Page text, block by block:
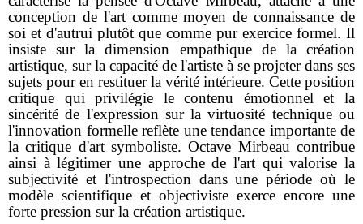
conception de l'art comme moyen de connaissance de
soi et d'autrui plutôt que comme pur exercice formel. Il
insiste sur la dimension empathique de la création
artistique, sur la capacité de l'artiste à se projeter dans ses
sujets pour en restituer la vérité intérieure. Cette position
critique qui privilégie le contenu émotionnel et la
sincérité de l'expression sur la virtuosité technique ou
l'innovation formelle reflète une tendance importante de
la critique d'art symboliste. Octave Mirbeau contribue
ainsi à légitimer une approche de l'art qui valorise la
subjectivité et l'introspection dans une période où le
modèle scientifique et objectiviste exerce encore une
forte pression sur la création artistique.